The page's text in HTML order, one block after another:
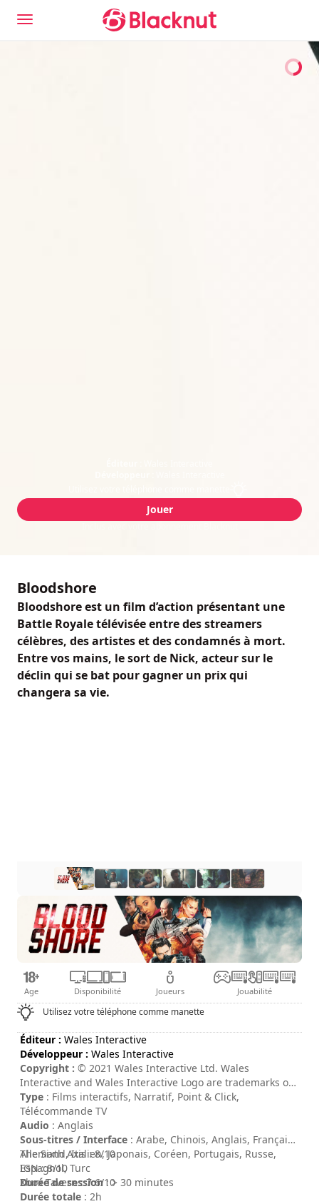
Jouer
Bloodshore
Bloodshore est un film d’action présentant une
Battle Royale télévisée entre des streamers
célèbres, des artistes et des condamnés à mort.
Entre vos mains, le sort de Nick, acteur sur le
déclin qui se bat pour gagner un prix qui
changera sa vie.
Age Disponibilité Joueurs Jouabilité
Utilisez votre téléphone comme manette
Éditeur : Wales Interactive
Développeur : Wales Interactive
Copyright : © 2021 Wales Interactive Ltd. Wales
Interactive and Wales Interactive Logo are trademarks of
Wales Interactive Ltd. All other trademarks, copyrights
and logos are property of their respective owners.
Type : Films interactifs, Narratif, Point & Click,
Télécommande TV
Audio : Anglais
Sous-titres / Interface : Arabe, Chinois, Anglais, Français,
Allemand, Italien, Japonais, Coréen, Portugais, Russe,
Espagnol, Turc
Durée de session: > 30 minutes
Durée totale : 2h
The Sixth Axis : 8/10
IGN : 8/10
Xbox Tavern : 7.6/10